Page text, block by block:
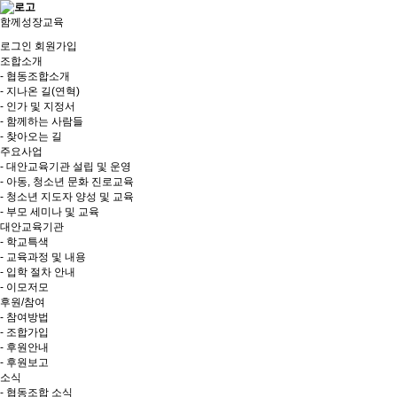
함께성장교육
로그인 회원가입
조합소개
- 협동조합소개
- 지나온 길(연혁)
- 인가 및 지정서
- 함께하는 사람들
- 찾아오는 길
주요사업
- 대안교육기관 설립 및 운영
- 아동, 청소년 문화 진로교육
- 청소년 지도자 양성 및 교육
- 부모 세미나 및 교육
대안교육기관
- 학교특색
- 교육과정 및 내용
- 입학 절차 안내
- 이모저모
후원/참여
- 참여방법
- 조합가입
- 후원안내
- 후원보고
소식
- 협동조합 소식